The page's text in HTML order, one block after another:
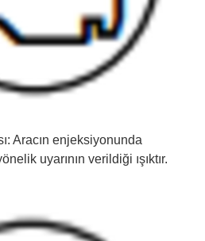
Aracın enjeksiyonunda
uyarının verildiği ışıktır.